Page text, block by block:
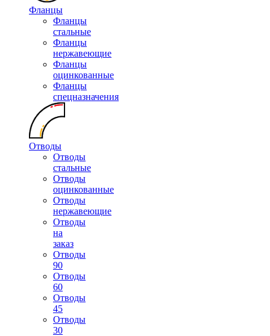
Фланцы
Фланцы
стальные
Фланцы
нержавеющие
Фланцы
оцинкованные
Фланцы
спецназначения
Отводы
Отводы
стальные
Отводы
оцинкованные
Отводы
нержавеющие
Отводы
на
заказ
Отводы
90
Отводы
60
Отводы
45
Отводы
30